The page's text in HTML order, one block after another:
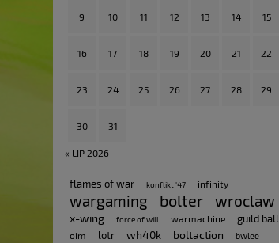
9 10 11 12 13 14 15
16 17 18 19 20 21 22
23 24 25 26 27 28 29
30 31
« LIP 2026
flames of war konflikt '47 infinity
wargaming bolter wroclaw
x-wing force of will warmachine guild ball
oim lotr wh40k boltaction bwlee